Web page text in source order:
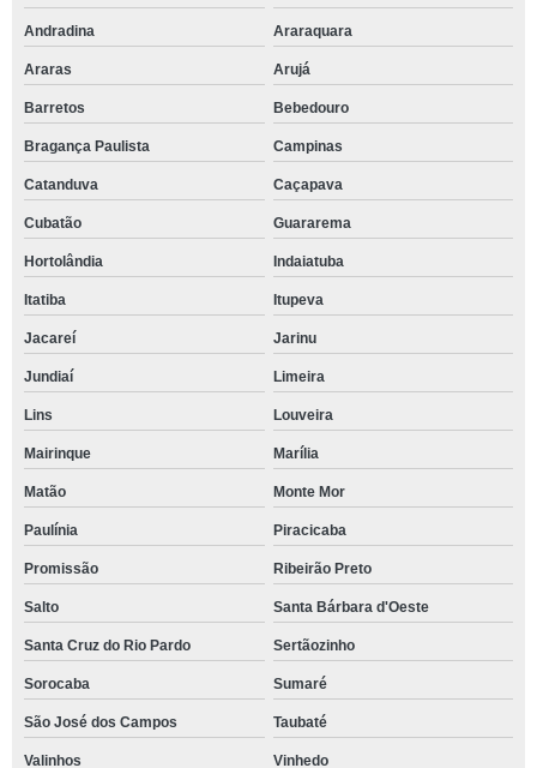
Andradina Araraquara
Araras Arujá
Barretos Bebedouro
Bragança Paulista Campinas
Catanduva Caçapava
Cubatão Guararema
Hortolândia Indaiatuba
Itatiba Itupeva
Jacareí Jarinu
Jundiaí Limeira
Lins Louveira
Mairinque Marília
Matão Monte Mor
Paulínia Piracicaba
Promissão Ribeirão Preto
Salto Santa Bárbara d'Oeste
Santa Cruz do Rio Pardo Sertãozinho
Sorocaba Sumaré
São José dos Campos Taubaté
Valinhos
Vinhedo